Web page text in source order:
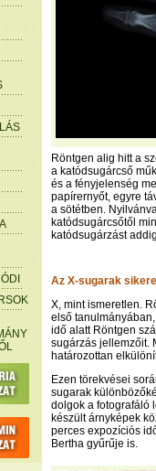
Röntgen alig hitt a
a katódsugárcső
és a fényjelenség
papírernyőt, egyre
a sötétben.
katódsugárcsőtől
katódsugárzást
Az X-sugarak sikere
X, mint ismeretlen.
első
idő alatt Röntgen
sugárzás jellemzőit.
határozottan
Ezen törekvései
sugarak
dolgok a fotografáló
készült árnyképek
perces expozíciós
Bertha gyűrűje is.